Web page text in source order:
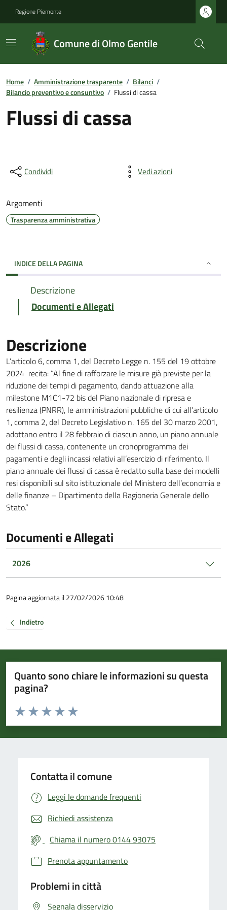
Regione Piemonte
Comune di Olmo Gentile
Home / Amministrazione trasparente / Bilanci /
Bilancio preventivo e consuntivo / Flussi di cassa
Flussi di cassa
Condividi Vedi azioni
Argomenti
Trasparenza amministrativa
INDICE DELLA PAGINA
Descrizione
Documenti e Allegati
Descrizione
L’articolo 6, comma 1, del Decreto Legge n. 155 del 19 ottobre
2024 recita: “Al fine di rafforzare le misure già previste per la
riduzione dei tempi di pagamento, dando attuazione alla
milestone M1C1-72 bis del Piano nazionale di ripresa e
resilienza (PNRR), le amministrazioni pubbliche di cui all’articolo
1, comma 2, del Decreto Legislativo n. 165 del 30 marzo 2001,
adottano entro il 28 febbraio di ciascun anno, un piano annuale
dei flussi di cassa, contenente un cronoprogramma dei
pagamenti e degli incassi relativi all’esercizio di riferimento. Il
piano annuale dei flussi di cassa è redatto sulla base dei modelli
resi disponibili sul sito istituzionale del Ministero dell’economia e
delle finanze – Dipartimento della Ragioneria Generale dello
Stato.”
Documenti e Allegati
2026
Pagina aggiornata il 27/02/2026 10:48
Indietro
Quanto sono chiare le informazioni su questa
pagina?
Valuta da 1 a 5 stelle la pagina
Valuta 5 stelle su 5
Valuta 4 stelle su 5
Valuta 3 stelle su 5
Valuta 2 stelle su 5
Valuta 1 stelle su 5
Contatta il comune
Leggi le domande frequenti
Richiedi assistenza
Chiama il numero 0144 93075
Prenota appuntamento
Problemi in città
Segnala disservizio